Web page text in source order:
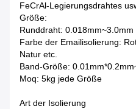
FeCrAl-Legierungsdrahtes
Größe:
Runddraht: 0.018mm~3.0mm
Farbe der Emailisolierung:
Natur etc.
Band-Größe:
Moq: 5kg jede Größe
Art der Isolierung